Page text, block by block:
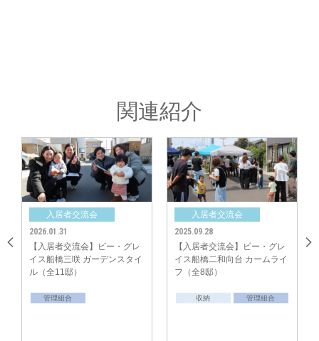
続いて、分譲地内の公園にみなさん集まって初代役員の方々にご挨拶をいた
だいたき、分譲地の結束を深められました。
最後にみなさんでじゃんけん大会を実施し大盛り上がり！楽しいひと時を過
ごされました。
中央グリーン開発㈱では、これからの街の成長を楽しみにしつつ、今後も
関連紹介
・グレ
スタイ
入居者交流会
【入居者交流会】ビー・グレ
イス船橋二和向台 カームライ
フ（全8邸）
入居者交流会
2025.02.16
【入居者交流会】ビー・グ
イス船橋三咲 エスプリライ
（全18邸）
管理組合